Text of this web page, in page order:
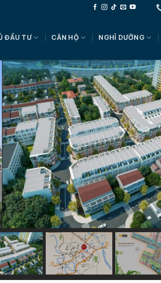
ĐẦU TƯ CĂN HỘ NGHỈ DƯỠNG